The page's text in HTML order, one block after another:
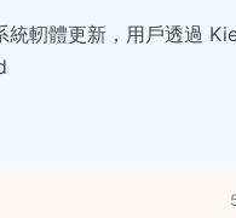
軔體更新，用戶透過